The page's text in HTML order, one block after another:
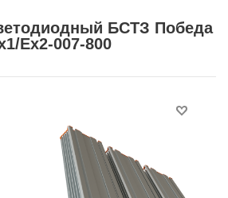
БСТЗ Победа
Ex2-007-800